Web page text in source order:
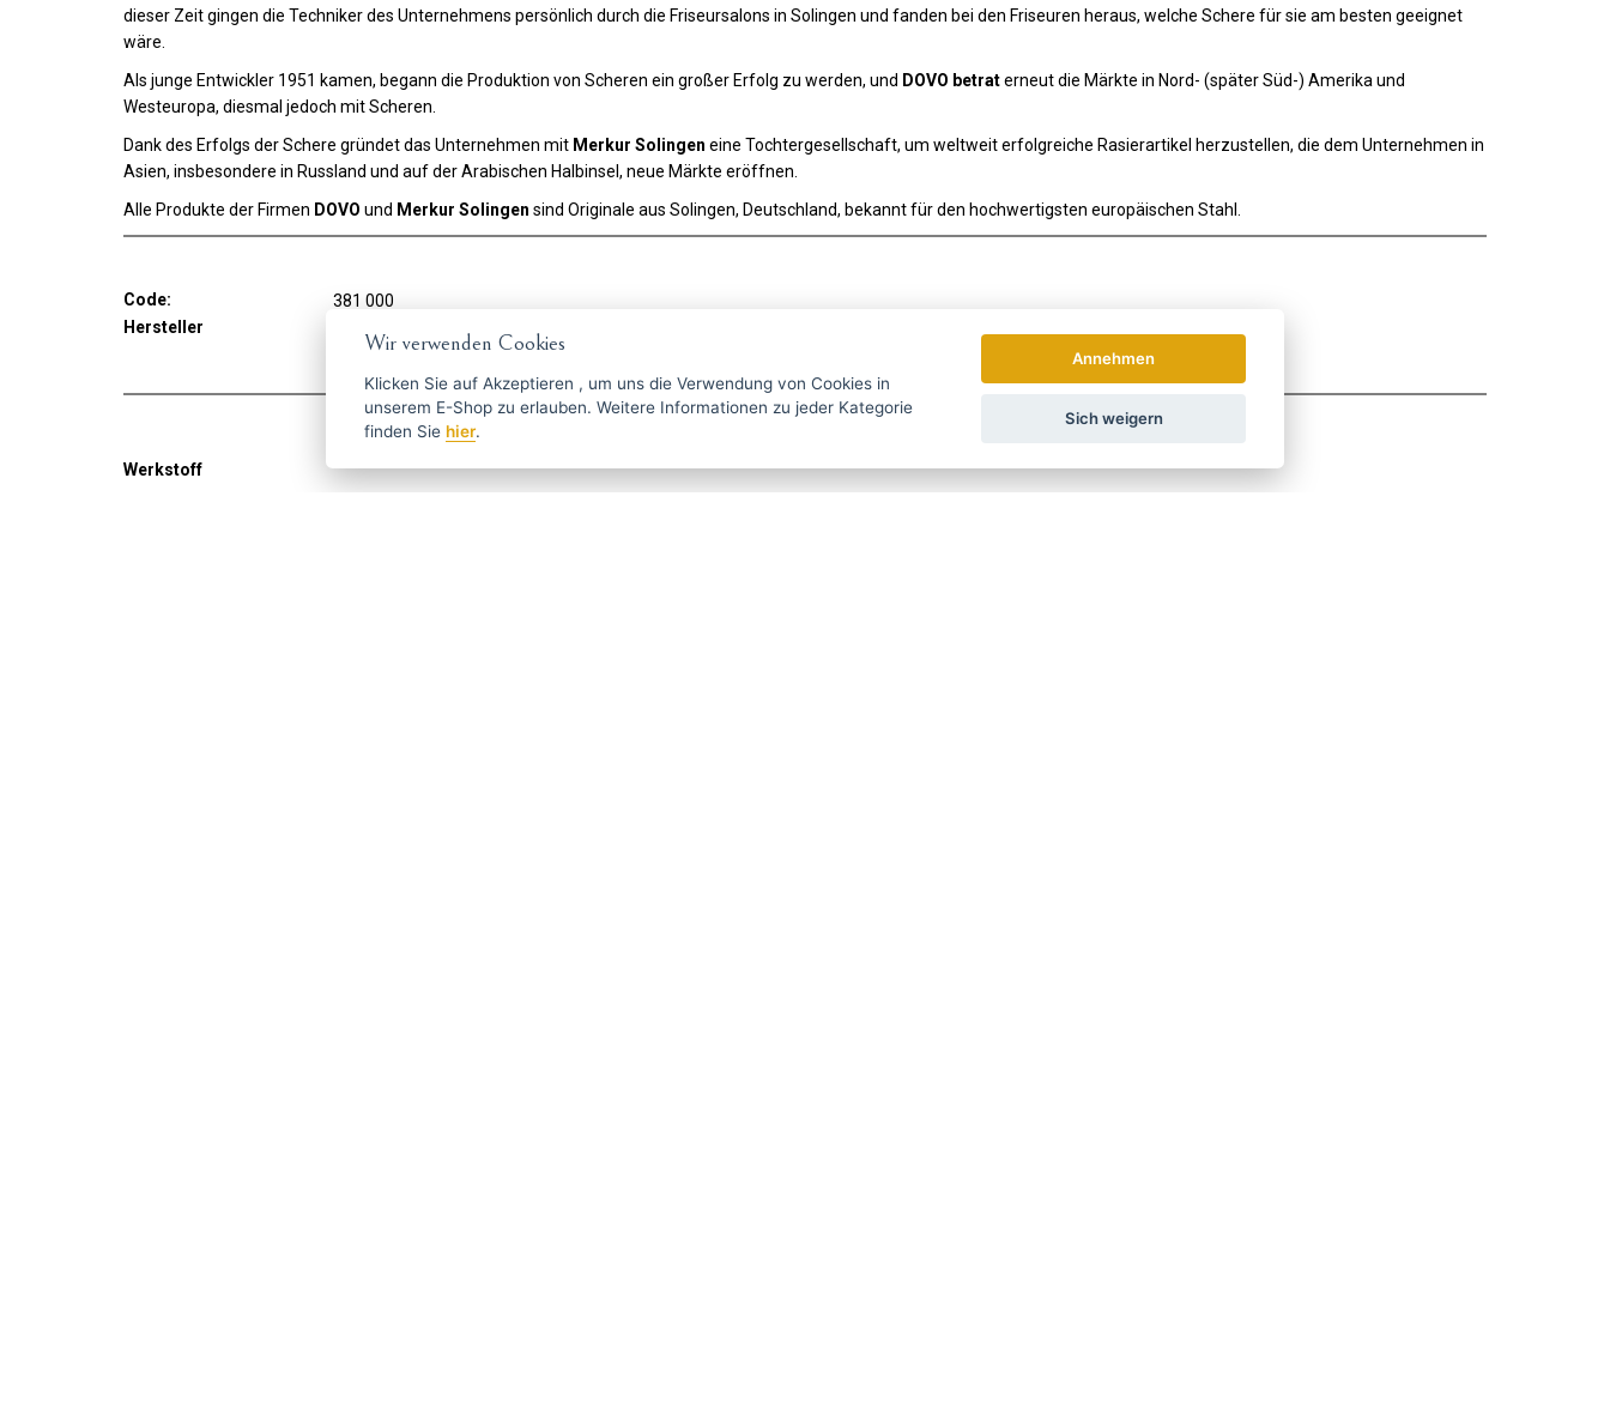
dieser Zeit gingen die Techniker des Unternehmens persönlich durch die Friseursalons in Solingen und fanden bei den Friseuren heraus, welche Schere für sie am besten geeignet
wäre.
Als junge Entwickler 1951 kamen, begann die Produktion von Scheren ein großer Erfolg zu werden, und DOVO betraterneut die Märkte in Nord- (später Süd-) Amerika und
Westeuropa, diesmal jedoch mit Scheren.
Dank des Erfolgs der Schere gründet das Unternehmen mit Merkur Solingen eine Tochtergesellschaft, um weltweit erfolgreiche Rasierartikel herzustellen, die dem Unternehmen in
Asien, insbesondere in Russland und auf der Arabischen Halbinsel, neue Märkte eröffnen.
Alle Produkte der Firmen DOVO und Merkur Solingen sind Originale aus Solingen, Deutschland, bekannt für den hochwertigsten europäischen Stahl.
Code:
381 000
Hersteller
Werkstoff
Wir verwenden Cookies
Klicken Sie auf Akzeptieren , um uns die Verwendung von Cookies in
unserem E-Shop zu erlauben. Weitere Informationen zu jeder Kategorie
finden Sie hier.
Annehmen
Sich weigern